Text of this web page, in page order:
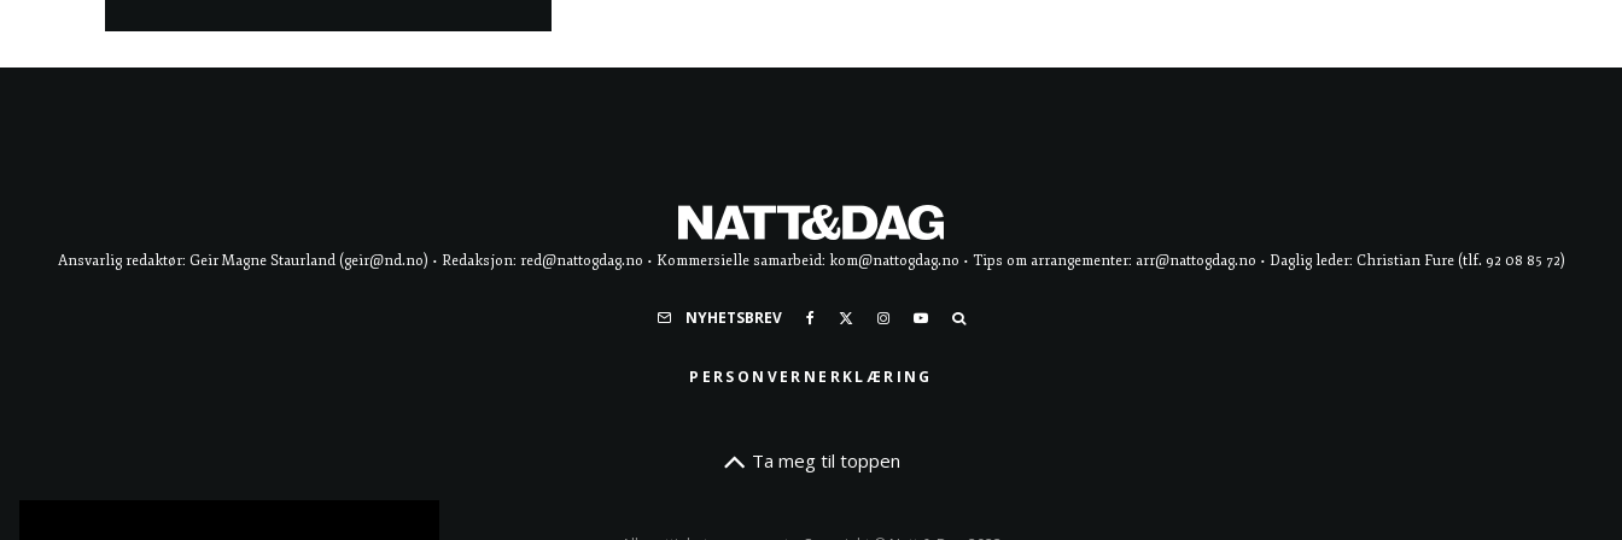
Ansvarlig redaktør: Geir Magne Staurland (geir@nd.no) • Redaksjon: red@nattogdag.no • Kommersielle samarbeid: kom@nattogdag.no • Tips om arrangementer: arr@nattogdag.no • Daglig leder: Christian Fure (tlf. 92 08 85 72)
NYHETSBREV
PERSONVERNERKLÆRING
Ta meg til toppen